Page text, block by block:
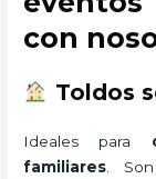
con
Toldos
Ideales para
familiares .